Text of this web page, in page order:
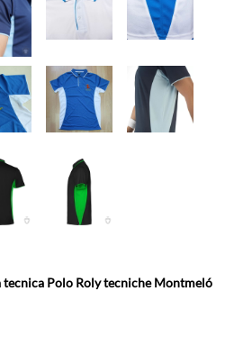
tecnica Polo Roly tecniche Montmeló